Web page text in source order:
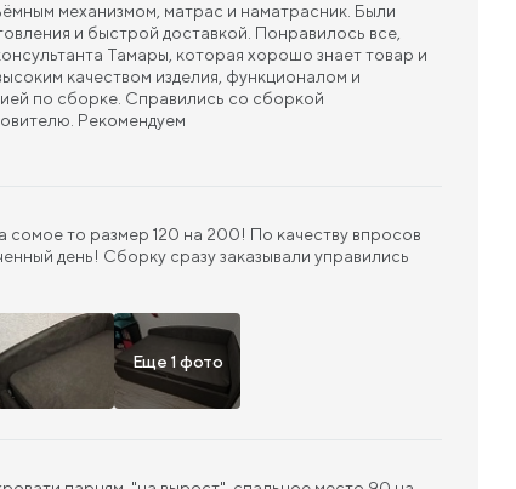
механизмом, матрас и наматрасник. Были
и быстрой доставкой. Понравилось все,
Тамары, которая хорошо знает товар и
качеством изделия, функционалом и
по сборке. Справились со сборкой
Рекомендуем
сомое то размер 120 на 200! По качеству впросов
день! Сборку сразу заказывали управились
Еще 1 фото